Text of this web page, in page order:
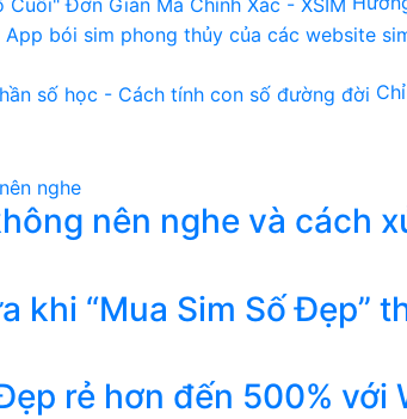
nên nghe và cách
khi “Mua Sim Số Đẹp”
rẻ hơn đến 500% với